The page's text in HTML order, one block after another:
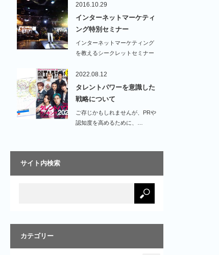
2016.10.29
インターネットマーケティ
ング特別セミナー
インターネットマーケティング
を教えるシークレットセミナー
2022.08.12
タレントパワーを意識した
戦略について
ご存じかもしれませんが、PRや
認知度を高めるために、…
サイト内検索
カテゴリー